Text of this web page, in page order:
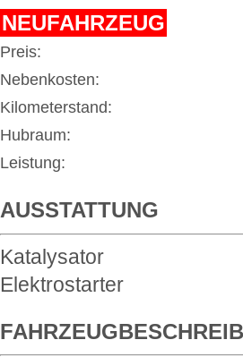
NEUFAHRZEUG
Preis:
Nebenkosten:
Kilometerstand:
Hubraum:
Leistung:
AUSSTATTUNG
Katalysator
Elektrostarter